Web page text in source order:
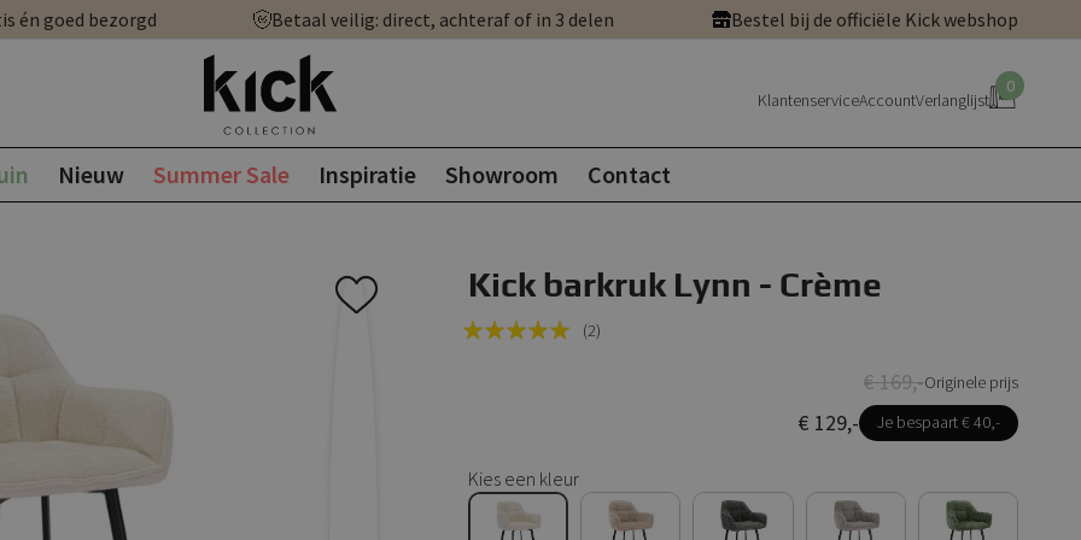
én goed bezorgd Betaal veilig: direct, achteraf of in 3 delen Bestel bij de officiële Kick webshop
KlantenserviceAccountVerlanglijst
0
Nieuw Summer Sale Inspiratie Showroom Contact
Kick barkruk Lynn - Crème
Rating:
(2)
Je bespaart € 40,-
€ 129,-
Originele prijs
€ 169,-
Kies een kleur